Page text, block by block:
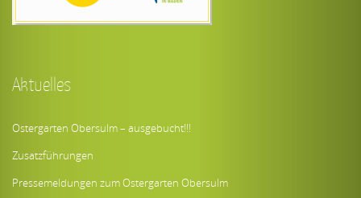
Aktuelles
Ostergarten Obersulm – ausgebucht!!!
Zusatzführungen
Pressemeldungen zum Ostergarten Obersulm